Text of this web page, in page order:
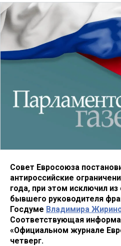
Совет Евросоюза
антироссийские
года, при этом исключил из
бывшего руководителя
Госдуме Владимира
Соответствующая
«Официальном журнале
четверг.